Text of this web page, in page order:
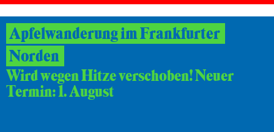
Apfelwanderung im Frankfurter
Norden
Wird wegen Hitze verschoben! Neuer
Termin: 1. August